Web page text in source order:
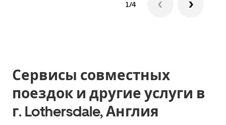
1/4
Сервисы совместных
поездок и другие услуги в
г. Lothersdale, Англия